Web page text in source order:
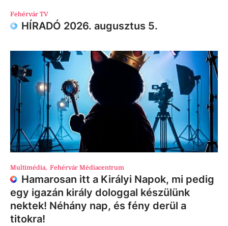
Fehérvár TV
HÍRADÓ 2026. augusztus 5.
Multimédia, Fehérvár Médiacentrum
Hamarosan itt a Királyi Napok, mi pedig
egy igazán király dologgal készülünk
nektek! Néhány nap, és fény derül a
titokra!